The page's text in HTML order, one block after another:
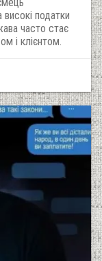
податки
часто стає
і клієнтом.